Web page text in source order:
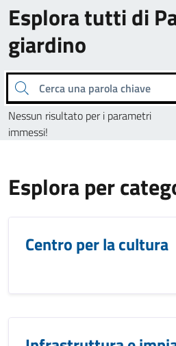
Esplora tutti di
giardino
Cerca una parola chiave
Nessun risultato per i parametri
immessi!
Esplora per
Centro per la cultura